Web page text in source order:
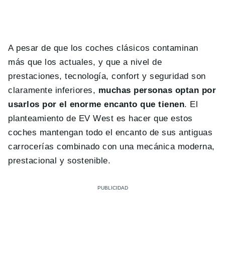
A pesar de que los coches clásicos contaminan
más que los actuales, y que a nivel de
prestaciones, tecnología, confort y seguridad son
claramente inferiores, muchas personas optan por
usarlos por el enorme encanto que tienen. El
planteamiento de EV West es hacer que estos
coches mantengan todo el encanto de sus antiguas
carrocerías combinado con una mecánica moderna,
prestacional y sostenible.